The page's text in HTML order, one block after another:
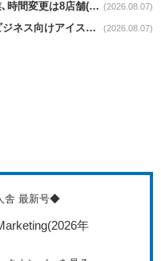
イオン九州news｜熊本地震による休業､時間変更は8店舗(8/7時点) (2026.08.07)
青山商事news｜6時間冷たさが持続｢ビジネス向けアイスベスト｣発売 (2026.08.07)
舎 最新号◆
(2026年